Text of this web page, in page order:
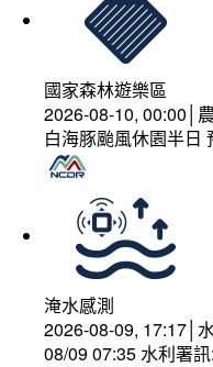
國家森林遊樂區
2026-08-10, 00:00│
白海豚颱風休園半日
淹水感測
2026-08-09, 17:17│
08/09 07:35 水利署